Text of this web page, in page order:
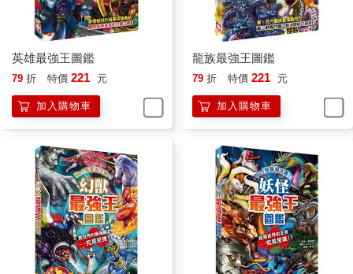
英雄最強王圖鑑
79 折 特價 221 元
加入購物車
龍族最強王圖鑑
79 折 特價 221 元
加入購物車